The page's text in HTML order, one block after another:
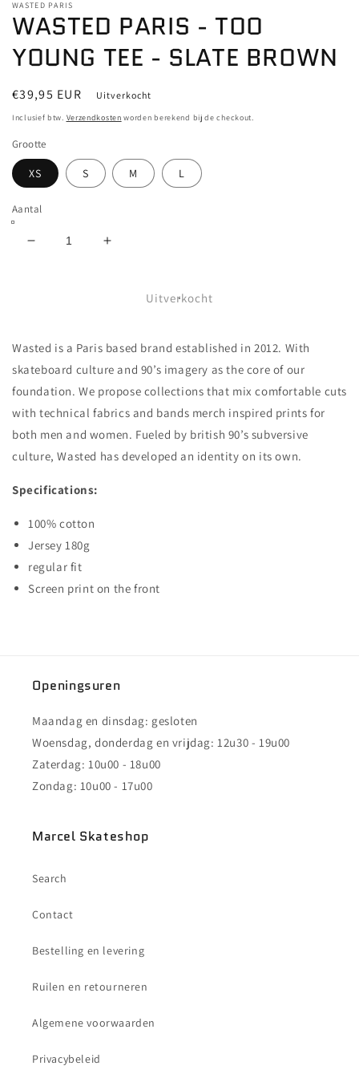
WASTED PARIS
WASTED PARIS - TOO
YOUNG TEE - SLATE BROWN
Normale
prijs
€39,95 EUR Uitverkocht
Inclusief btw. Verzendkosten worden berekend bij de checkout.
Grootte
XS S M L
Aantal
Aantal
TOO
YOUNG
-
SLATE
BROWN
Aantal
WASTED
TOO
YOUNG
-
SLATE
BROWN
Uitverkocht
Wasted is a Paris based brand established in 2012. With
skateboard culture and 90’s imagery as the core of our
foundation. We propose collections that mix comfortable cuts
with technical fabrics and bands merch inspired prints for
both men and women. Fueled by british 90’s subversive
culture, Wasted has developed an identity on its own.
Specifications:
100% cotton
Jersey 180g
regular fit
Screen print on the front
Openingsuren
Maandag en dinsdag: gesloten
Woensdag, donderdag en vrijdag: 12u30 - 19u00
Zaterdag: 10u00 - 18u00
Zondag: 10u00 - 17u00
Marcel Skateshop
Search
Contact
Bestelling en levering
Ruilen en retourneren
Algemene voorwaarden
Privacybeleid